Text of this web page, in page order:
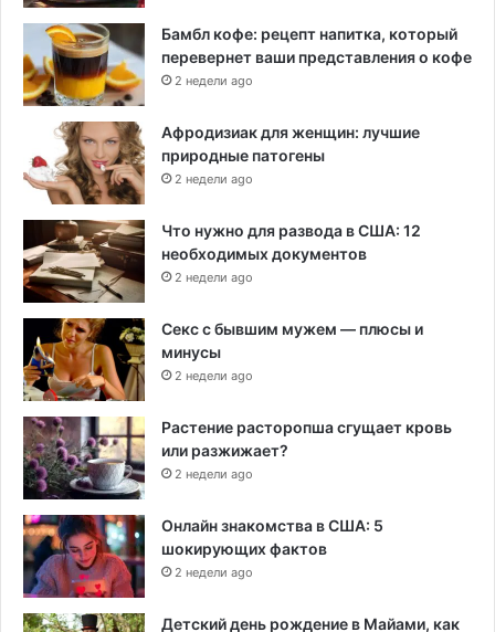
Бамбл кофе: рецепт напитка, который
перевернет ваши представления о кофе
2 недели ago
Афродизиак для женщин: лучшие
природные патогены
2 недели ago
Что нужно для развода в США: 12
необходимых документов
2 недели ago
Секс с бывшим мужем — плюсы и
минусы
2 недели ago
Растение расторопша сгущает кровь
или разжижает?
2 недели ago
Онлайн знакомства в США: 5
шокирующих фактов
2 недели ago
Детский день рождение в Майами, как